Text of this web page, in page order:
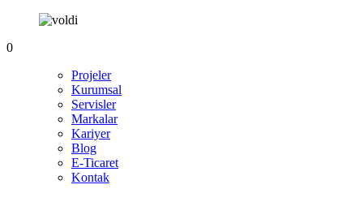
0
Projeler
Kurumsal
Servisler
Markalar
Kariyer
Blog
E-Ticaret
Kontak